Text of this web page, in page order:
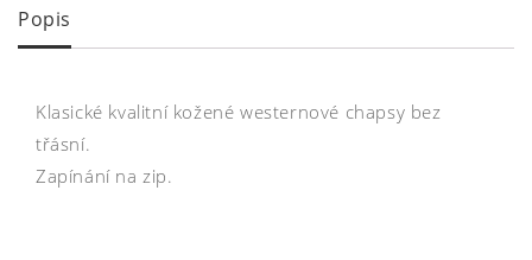
Popis
Klasické kvalitní kožené westernové chapsy bez
třásní.
Zapínání na zip.